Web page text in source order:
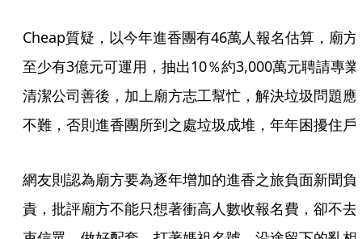
Cheap質疑，以今年進香團有46萬人報名估算，廟方
至少有3億元可運用，抽出10％約3,000萬元聘請專業
清潔公司善後，加上廟方志工幫忙，解決垃圾問題應
不難，否則進香團所到之處垃圾成堆，年年困擾住戶
網友則認為廟方要為逐年增加的進香之旅負面新聞負
責，批評廟方不能只想著衝高人數收報名費，卻不去